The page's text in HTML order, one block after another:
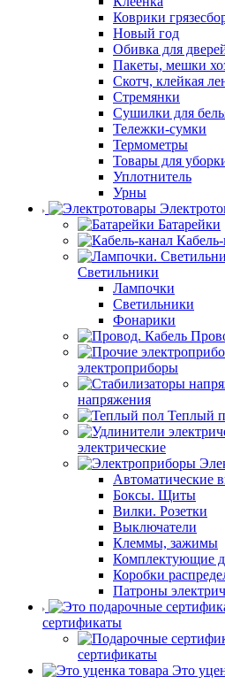
Коврики
Новый год
Обивка для
Пакеты, мешки
Скотч, клейкая
Стремянки
Сушилки для
Тележки-сумки
Термометры
Товары для
Уплотнитель
Урны
Батарейки
Светильники
Лампочки
Светильники
Фонарики
электроприборы
напряжения
Теплый
электрические
Автоматические
Боксы. Щиты
Вилки. Розетки
Выключатели
Клеммы, зажимы
Комплектующие
Коробки
Патроны
сертификаты
сертификаты
Это